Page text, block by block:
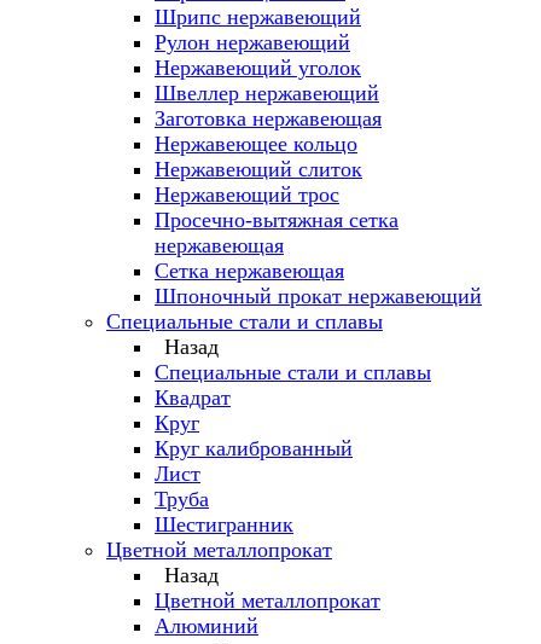
Шрипс нержавеющий
Рулон нержавеющий
Нержавеющий уголок
Швеллер нержавеющий
Заготовка нержавеющая
Нержавеющее кольцо
Нержавеющий слиток
Нержавеющий трос
Просечно-вытяжная сетка
нержавеющая
Сетка нержавеющая
Шпоночный прокат нержавеющий
Специальные стали и сплавы
Назад
Специальные стали и сплавы
Квадрат
Круг
Круг калиброванный
Лист
Труба
Шестигранник
Цветной металлопрокат
Назад
Цветной металлопрокат
Алюминий